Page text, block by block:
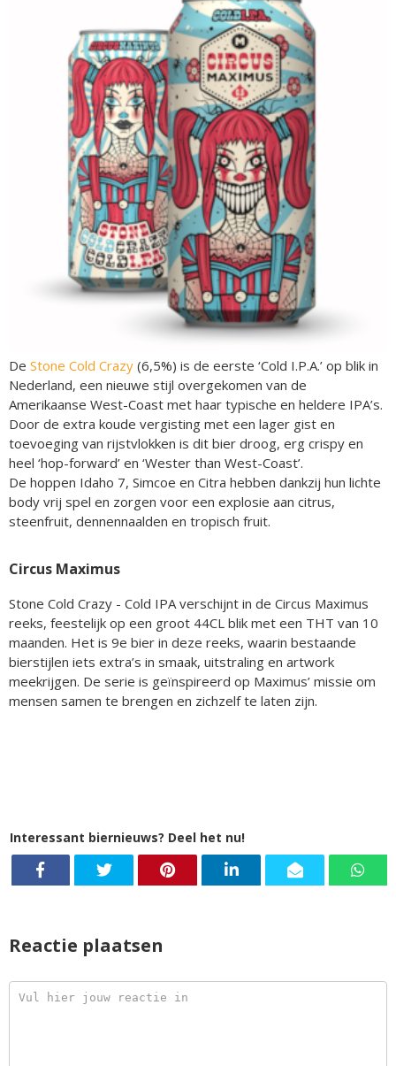
De Stone Cold Crazy (6,5%) is de eerste ‘Cold I.P.A.’ op blik in
Nederland, een nieuwe stijl overgekomen van de
Amerikaanse West-Coast met haar typische en heldere IPA’s.
Door de extra koude vergisting met een lager gist en
toevoeging van rijstvlokken is dit bier droog, erg crispy en
heel ‘hop-forward’ en ‘Wester than West-Coast’.
De hoppen Idaho 7, Simcoe en Citra hebben dankzij hun lichte
body vrij spel en zorgen voor een explosie aan citrus,
steenfruit, dennennaalden en tropisch fruit.
Circus Maximus
Stone Cold Crazy - Cold IPA verschijnt in de Circus Maximus
reeks, feestelijk op een groot 44CL blik met een THT van 10
maanden. Het is 9e bier in deze reeks, waarin bestaande
bierstijlen iets extra’s in smaak, uitstraling en artwork
meekrijgen. De serie is geïnspireerd op Maximus’ missie om
mensen samen te brengen en zichzelf te laten zijn.
Interessant biernieuws? Deel het nu!
Reactie plaatsen